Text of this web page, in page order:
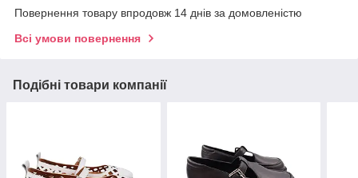
Повернення товару впродовж 14 днів за домовленістю
Всі умови повернення
Подібні товари компанії